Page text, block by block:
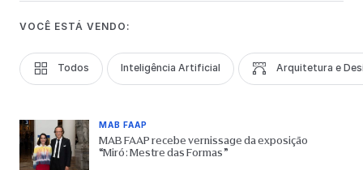
VOCÊ ESTÁ VENDO:
Todos Inteligência Artificial Arquitetura e
MAB FAAP
MAB FAAP recebe vernissage da exposição
“Miró: Mestre das Formas”